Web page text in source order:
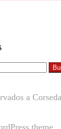
a
theme